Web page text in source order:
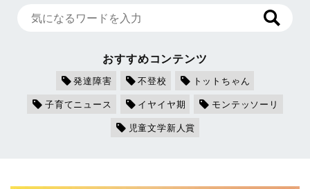
おすすめコンテンツ
発達障害 不登校
トットちゃん
子育てニュース
イヤイヤ期
モンテッソーリ
児童文学新人賞